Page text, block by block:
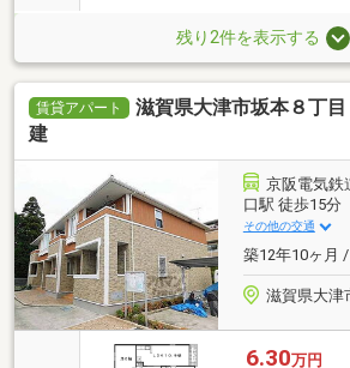
残り2件を表示する
賃貸アパート
滋賀県大津市坂本８丁
建
京阪電気鉄
口駅 徒歩15分
その他の交通
築12年10ヶ月
滋賀県大津
6.30万円